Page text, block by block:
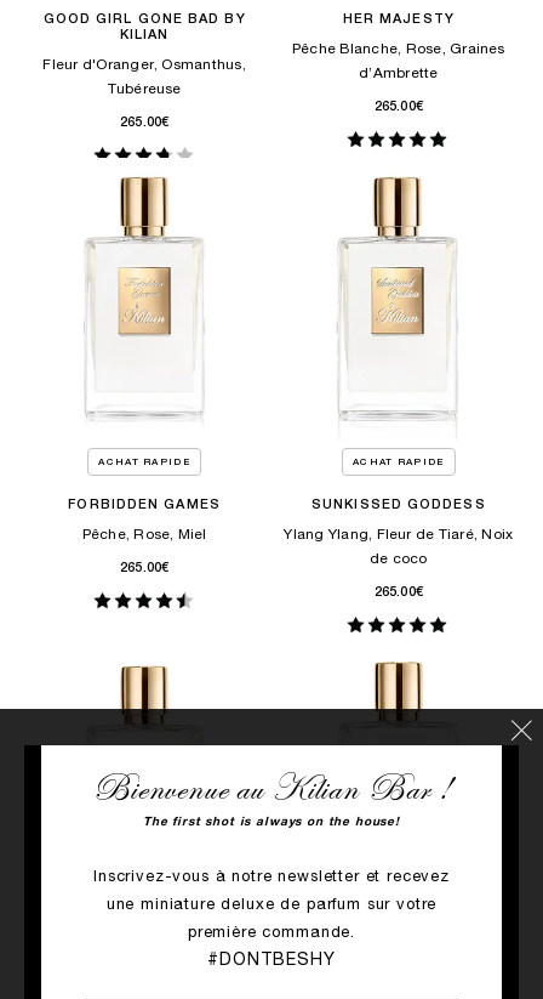
GOOD GIRL GONE BAD BY
KILIAN
Fleur d'Oranger, Osmanthus,
Tubéreuse
265.00€
HER MAJESTY
Pêche Blanche, Rose, Graines
d’Ambrette
265.00€
ACHAT RAPIDE
FORBIDDEN GAMES
Pêche, Rose, Miel
265.00€
ACHAT RAPIDE
SUNKISSED GODDESS
Ylang Ylang, Fleur de Tiaré, Noix
de coco
265.00€
Bienvenue au Kilian Bar !
The first shot is always on the house!
Inscrivez-vous à notre newsletter et recevez
une miniature deluxe de parfum sur votre
première commande.
#DONTBESHY